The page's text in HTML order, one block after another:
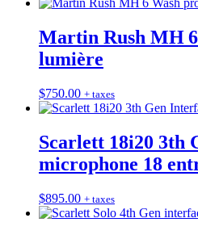
Martin Rush MH
lumière
$750.00 + taxes
Scarlett 18i20 3th
microphone 18
$895.00 + taxes